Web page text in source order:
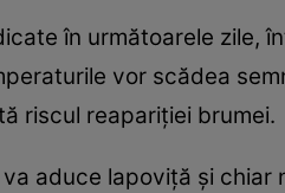
în următoarele zile,
vor scădea
riscul reapariției brumei.
aduce lapoviță și